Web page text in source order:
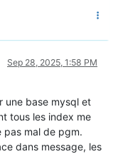
Sep 28, 2025, 1:58 PM
une base mysql et
tous les index me
pas mal de pgm.
dans message, les